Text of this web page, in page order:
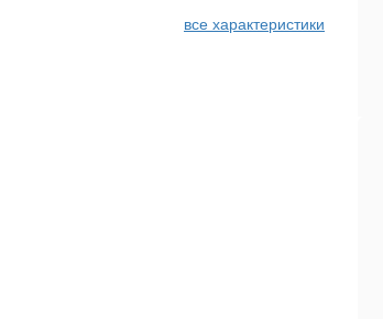
все характеристики